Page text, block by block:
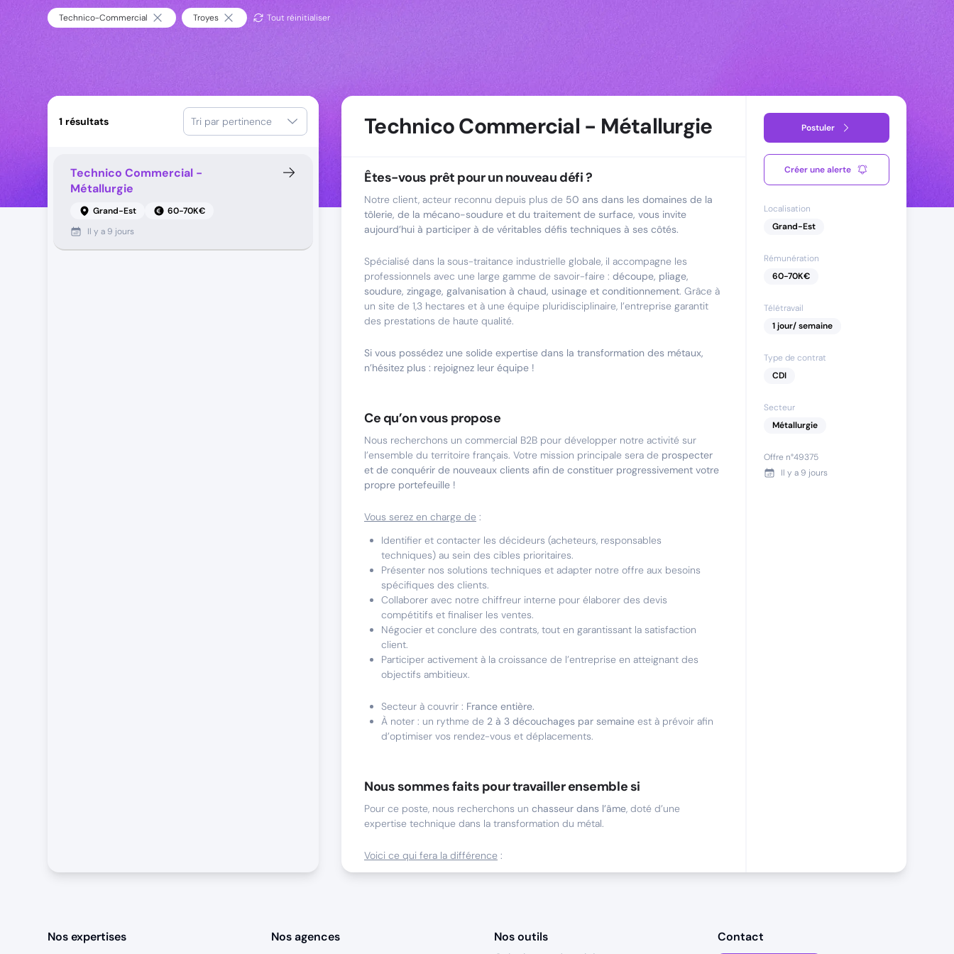
Technico-Commercial Troyes Tout réinitialiser
1 résultats Tri par pertinence
Technico Commercial -
Métallurgie
Grand-Est
60-70K€
Il y a 9 jours
Technico Commercial - Métallurgie
Êtes-vous prêt pour un nouveau défi ?
Notre client, acteur reconnu depuis plus de 50 ans dans les domaines de la
tôlerie, de la mécano-soudure et du traitement de surface, vous invite
aujourd’hui à participer à de véritables défis techniques à ses côtés.
Spécialisé dans la sous-traitance industrielle globale, il accompagne les
professionnels avec une large gamme de savoir-faire : découpe, pliage,
soudure, zingage, galvanisation à chaud, usinage et conditionnement. Grâce à
un site de 1,3 hectares et à une équipe pluridisciplinaire, l’entreprise garantit
des prestations de haute qualité.
Si vous possédez une solide expertise dans la transformation des métaux,
n’hésitez plus : rejoignez leur équipe !
Ce qu’on vous propose
Nous recherchons un commercial B2B pour développer notre activité sur
l’ensemble du territoire français. Votre mission principale sera de prospecter
et de conquérir de nouveaux clients afin de constituer progressivement votre
propre portefeuille !
Vous serez en charge de :
Identifier et contacter les décideurs (acheteurs, responsables
techniques) au sein des cibles prioritaires.
Présenter nos solutions techniques et adapter notre offre aux besoins
spécifiques des clients.
Collaborer avec notre chiffreur interne pour élaborer des devis
compétitifs et finaliser les ventes.
Négocier et conclure des contrats, tout en garantissant la satisfaction
client.
Participer activement à la croissance de l’entreprise en atteignant des
objectifs ambitieux.
Secteur à couvrir : France entière.
À noter : un rythme de 2 à 3 découchages par semaine est à prévoir afin
d’optimiser vos rendez-vous et déplacements.
Nous sommes faits pour travailler ensemble si
Pour ce poste, nous recherchons un chasseur dans l’âme, doté d’une
expertise technique dans la transformation du métal.
Voici ce qui fera la différence :
Une sensibilité aux enjeux de la sous-traitance industrielle et une
Postuler
Créer une alerte
Localisation
Grand-Est
Rémunération
60-70K€
Télétravail
1 jour/ semaine
Type de contrat
CDI
Secteur
Métallurgie
Offre n°49375
Il y a 9 jours
Nos expertises
Nos agences
Nos outils
Contact